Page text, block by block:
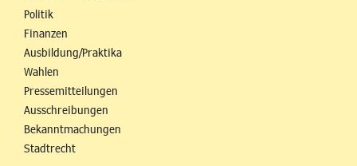
Politik
Finanzen
Ausbildung/Praktika
Wahlen
Pressemitteilungen
Ausschreibungen
Bekanntmachungen
Stadtrecht